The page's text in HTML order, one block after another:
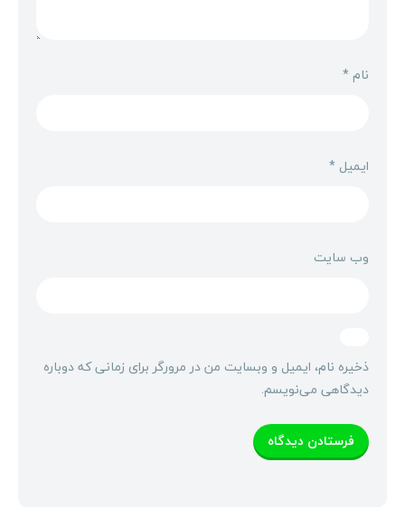
نام*
ایمیل *
وب‌ سایت
ذخیره نام، ایمیل و وبسایت من در مرورگر برای زمانی که دوباره
دیدگاهی می‌نویسم.